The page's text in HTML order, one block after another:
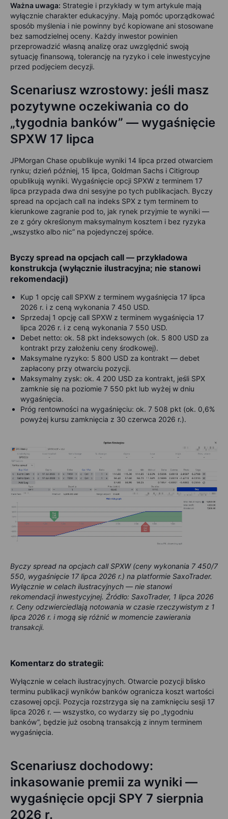
Ważna uwaga: Strategie i przykłady w tym artykule mają
wyłącznie charakter edukacyjny. Mają pomóc uporządkować
sposób myślenia i nie powinny być kopiowane ani stosowane
bez samodzielnej oceny. Każdy inwestor powinien
przeprowadzić własną analizę oraz uwzględnić swoją
sytuację finansową, tolerancję na ryzyko i cele inwestycyjne
przed podjęciem decyzji.
Scenariusz wzrostowy: jeśli masz
pozytywne oczekiwania co do
„tygodnia banków” — wygaśnięcie
SPXW 17 lipca
JPMorgan Chase opublikuje wyniki 14 lipca przed otwarciem
rynku; dzień później, 15 lipca, Goldman Sachs i Citigroup
opublikują wyniki. Wygaśnięcie opcji SPXW z terminem 17
lipca przypada dwa dni sesyjne po tych publikacjach. Byczy
spread na opcjach call na indeks SPX z tym terminem to
kierunkowe zagranie pod to, jak rynek przyjmie te wyniki —
ze z góry określonym maksymalnym kosztem i bez ryzyka
„wszystko albo nic” na pojedynczej spółce.
Byczy spread na opcjach call — przykładowa
konstrukcja (wyłącznie ilustracyjna; nie stanowi
rekomendacji)
Kup 1 opcję call SPXW z terminem wygaśnięcia 17 lipca
2026 r. i z ceną wykonania 7 450 USD.
Sprzedaj 1 opcję call SPXW z terminem wygaśnięcia 17
lipca 2026 r. i z ceną wykonania 7 550 USD.
Debet netto: ok. 58 pkt indeksowych (ok. 5 800 USD za
kontrakt przy założeniu ceny środkowej).
Maksymalne ryzyko: 5 800 USD za kontrakt — debet
zapłacony przy otwarciu pozycji.
Maksymalny zysk: ok. 4 200 USD za kontrakt, jeśli SPX
zamknie się na poziomie 7 550 pkt lub wyżej w dniu
wygaśnięcia.
Próg rentowności na wygaśnięciu: ok. 7 508 pkt (ok. 0,6%
powyżej kursu zamknięcia z 30 czerwca 2026 r.).
Byczy spread na opcjach call SPXW (ceny wykonania 7 450/7
550, wygaśnięcie 17 lipca 2026 r.) na platformie SaxoTrader.
Wyłącznie w celach ilustracyjnych — nie stanowi
rekomendacji inwestycyjnej. Źródło: SaxoTrader, 1 lipca 2026
r. Ceny odzwierciedlają notowania w czasie rzeczywistym z 1
lipca 2026 r. i mogą się różnić w momencie zawierania
transakcji.
Komentarz do strategii:
Wyłącznie w celach ilustracyjnych. Otwarcie pozycji blisko
terminu publikacji wyników banków ogranicza koszt wartości
czasowej opcji. Pozycja rozstrzyga się na zamknięciu sesji 17
lipca 2026 r. — wszystko, co wydarzy się po „tygodniu
banków”, będzie już osobną transakcją z innym terminem
wygaśnięcia.
Scenariusz dochodowy:
inkasowanie premii za wyniki —
wygaśnięcie opcji SPY 7 sierpnia
2026 r.